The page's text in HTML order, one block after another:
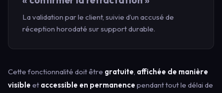
La validation par le client, suivie d’un accusé de
réception horodaté sur support durable.
Cette fonctionnalité doit être gratuite, affichée de manière
visible et accessible en permanence pendant tout le délai de